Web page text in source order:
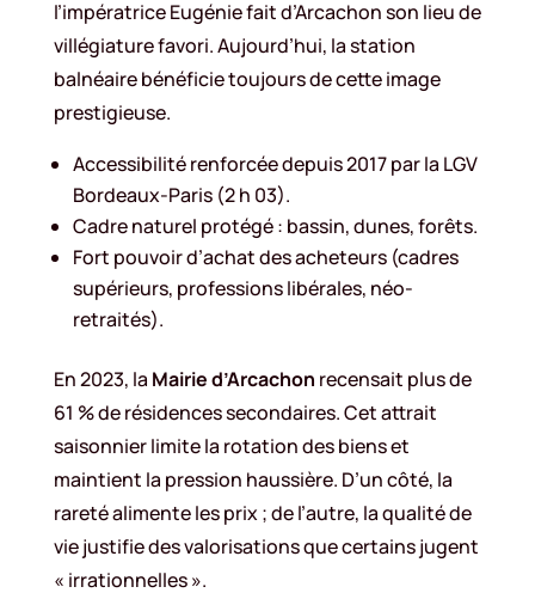
l’impératrice Eugénie fait d’Arcachon son lieu de
villégiature favori. Aujourd’hui, la station
balnéaire bénéficie toujours de cette image
prestigieuse.
Accessibilité renforcée depuis 2017 par la LGV
Bordeaux-Paris (2 h 03).
Cadre naturel protégé : bassin, dunes, forêts.
Fort pouvoir d’achat des acheteurs (cadres
supérieurs, professions libérales, néo-
retraités).
En 2023, la Mairie d’Arcachon recensait plus de
61 % de résidences secondaires. Cet attrait
saisonnier limite la rotation des biens et
maintient la pression haussière. D’un côté, la
rareté alimente les prix ; de l’autre, la qualité de
vie justifie des valorisations que certains jugent
« irrationnelles ».